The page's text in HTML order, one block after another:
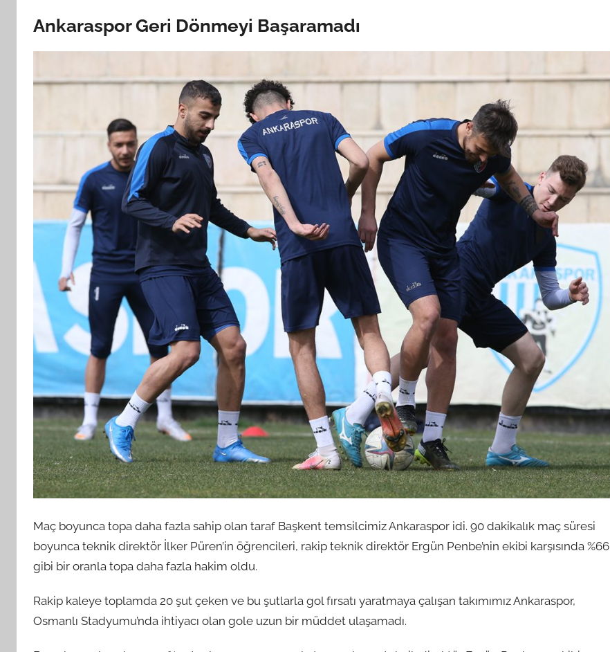
Ankaraspor Geri Dönmeyi Başaramadı
Maç boyunca topa daha fazla sahip olan taraf Başkent temsilcimiz Ankaraspor idi. 90 dakikalık maç süresi
boyunca teknik direktör İlker Püren’in öğrencileri, rakip teknik direktör Ergün Penbe’nin ekibi karşısında %66
gibi bir oranla topa daha fazla hakim oldu.
Rakip kaleye toplamda 20 şut çeken ve bu şutlarla gol fırsatı yaratmaya çalışan takımımız Ankaraspor,
Osmanlı Stadyumu’nda ihtiyacı olan gole uzun bir müddet ulaşamadı.